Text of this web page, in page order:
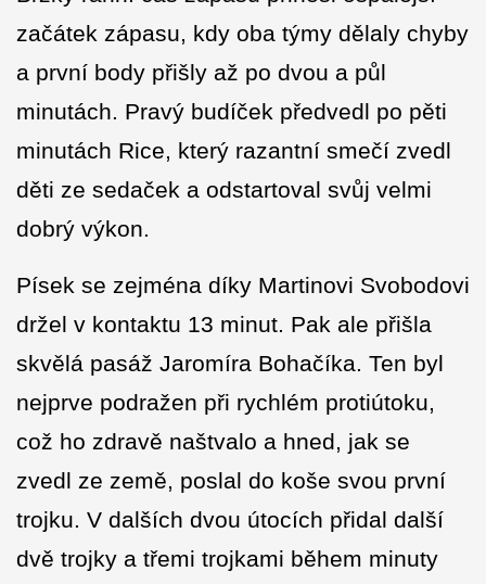
začátek zápasu, kdy oba týmy dělaly chyby
a první body přišly až po dvou a půl
minutách. Pravý budíček předvedl po pěti
minutách Rice, který razantní smečí zvedl
děti ze sedaček a odstartoval svůj velmi
dobrý výkon.
Písek se zejména díky Martinovi Svobodovi
držel v kontaktu 13 minut. Pak ale přišla
skvělá pasáž Jaromíra Bohačíka. Ten byl
nejprve podražen při rychlém protiútoku,
což ho zdravě naštvalo a hned, jak se
zvedl ze země, poslal do koše svou první
trojku. V dalších dvou útocích přidal další
dvě trojky a třemi trojkami během minuty